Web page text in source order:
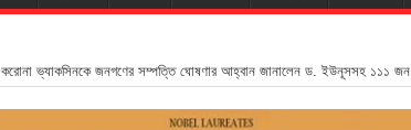
করোনা ভ্যাকসিনকে জনগণের সম্পত্তি ঘোষণার আহ্বান জানালেন ড. ইউনূসসহ ১১১ জন